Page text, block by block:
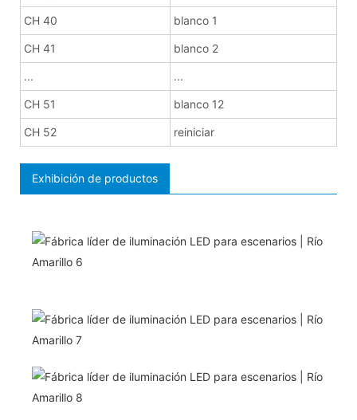
CH 40 blanco 1
CH 41 blanco 2
... ...
CH 51 blanco 12
CH 52 reiniciar
Exhibición de productos